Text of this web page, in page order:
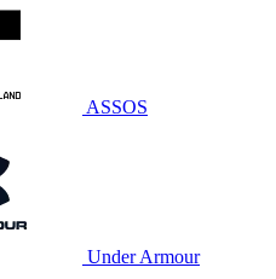
ASSOS
Under Armour